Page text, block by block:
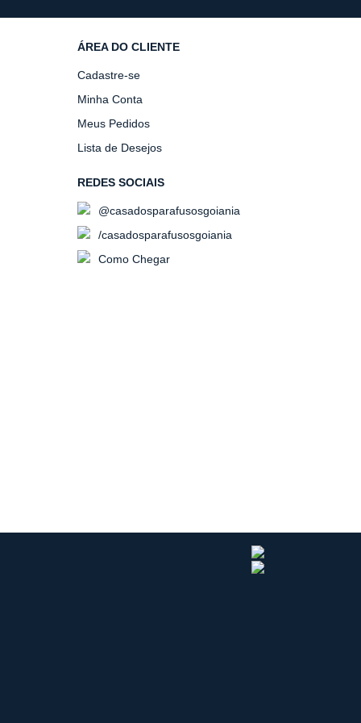
ÁREA DO CLIENTE
Cadastre-se
Minha Conta
Meus Pedidos
Lista de Desejos
REDES SOCIAIS
@casadosparafusosgoiania
/casadosparafusosgoiania
Como Chegar